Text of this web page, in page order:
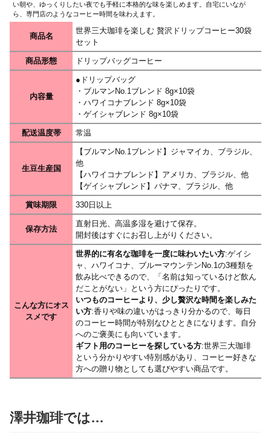
い朝や、ゆっくりしたい夜でも手軽に本格的な味を楽しめます。自宅にいなが
ら、専門店のようなコーヒー時間を味わえます。
商品名
世界三大珈琲を楽しむ 贅沢ドリップコーヒー30袋
セット
商品形態 ドリップバッグコーヒー
内容量
●ドリップバッグ
・ブルマンNo.1ブレンド 8g×10袋
・ハワイコナブレンド 8g×10袋
・ゲイシャブレンド 8g×10袋
配送温度帯 常温
生豆生産国
【ブルマンNo.1ブレンド】ジャマイカ、ブラジル、
他
【ハワイコナブレンド】アメリカ、ブラジル、他
【ゲイシャブレンド】パナマ、ブラジル、他
賞味期限 330日以上
保存方法
直射日光、高温多湿を避けて保存。
開封後はすぐにお召し上がりください。
こんな方にオス
スメです
世界的に有名な珈琲を一度に味わいたい方:ゲイシ
ャ、ハワイコナ、ブルーマウンテンNo.1の3種類を
飲み比べできるので、「名前は知っているけど飲ん
だことがない」という方にぴったりです。
いつものコーヒーより、少し贅沢な時間を楽しみた
い方:香りや味の違いがはっきり分かるので、毎日
のコーヒー時間が特別なひとときになります。自分
へのご褒美にも向いています。
ギフト用のコーヒーを探している方:世界三大珈琲
という分かりやすい特別感があり、コーヒー好きな
方への贈り物としても選びやすい商品です。
澤井珈琲では…